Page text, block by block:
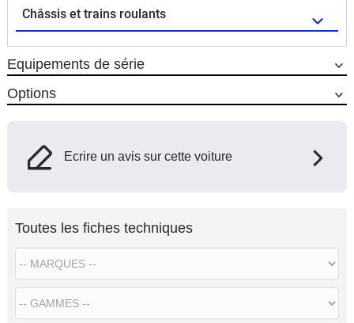
Châssis et trains roulants
Equipements de série
Options
Ecrire un avis sur cette voiture
Toutes les fiches techniques